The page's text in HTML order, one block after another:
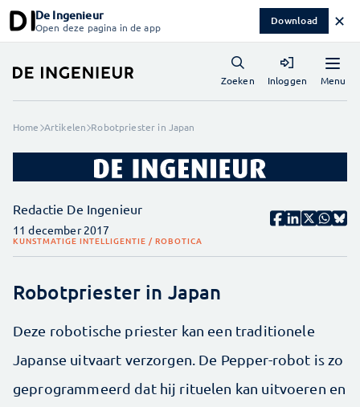
De Ingenieur
Open deze pagina in de app Download ✕
Menu
Zoeken Inloggen
Home Artikelen Robotpriester in Japan
Redactie De Ingenieur
11 december 2017
KUNSTMATIGE INTELLIGENTIE / ROBOTICA
Robotpriester in Japan
Deze robotische priester kan een traditionele
Japanse uitvaart verzorgen. De Pepper-robot is zo
geprogrammeerd dat hij rituelen kan uitvoeren en